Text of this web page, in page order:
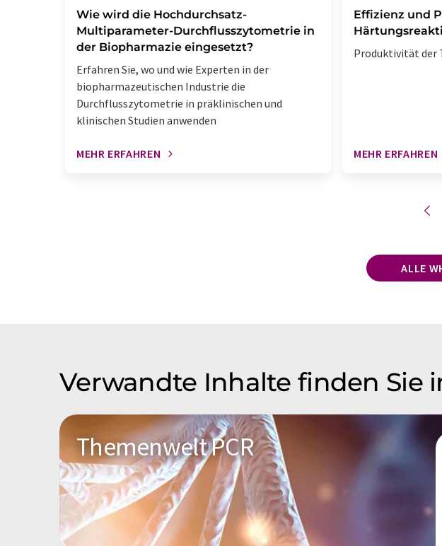
Wie wird die Hochdurchsatz-
Multiparameter-Durchflusszytometrie in
der Biopharmazie eingesetzt?
Erfahren Sie, wo und wie Experten in der
biopharmazeutischen Industrie die
Durchflusszytometrie in präklinischen und
klinischen Studien anwenden
MEHR ERFAHREN
Effizienz und
Produktivität der
MEHR ERFAHREN
ALLE
Verwandte Inhalte finden Sie
Themenwelt PCR